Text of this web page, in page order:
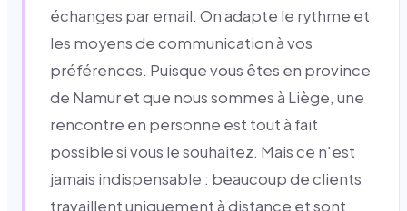
échanges par email. On adapte le rythme et
les moyens de communication à vos
préférences. Puisque vous êtes en province
de Namur et que nous sommes à Liège, une
rencontre en personne est tout à fait
possible si vous le souhaitez. Mais ce n'est
jamais indispensable : beaucoup de clients
travaillent uniquement à distance et sont